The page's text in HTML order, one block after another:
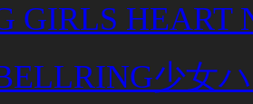
GIRLS HEART
少女